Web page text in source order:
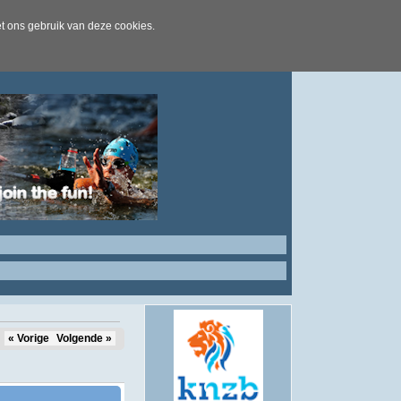
ons gebruik van deze cookies.
« Vorige Volgende »